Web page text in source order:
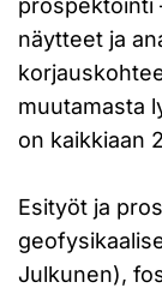
prospektointi
näytteet ja
muutamasta
on kaikkiaan
Esityöt ja
Julkunen),